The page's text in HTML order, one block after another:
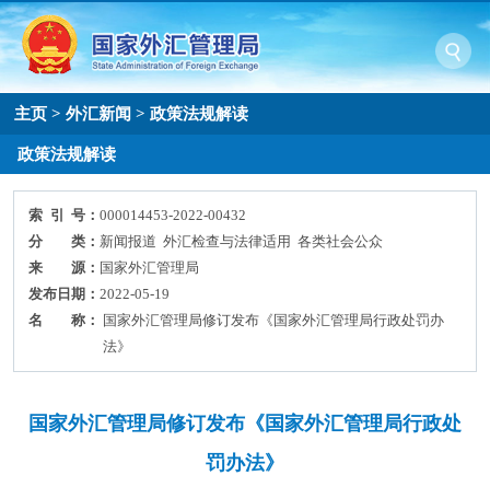
主页 >外汇新闻 >政策法规解读
政策法规解读
索 引 号：000014453-2022-00432
分 类： 新闻报道 外汇检查与法律适用 各类社会公众
来 源： 国家外汇管理局
发布日期：2022-05-19
名 称：
国家外汇管理局修订发布《国家外汇管理局行政处罚办
法》
国家外汇管理局修订发布《国家外汇管理局行政处
罚办法》